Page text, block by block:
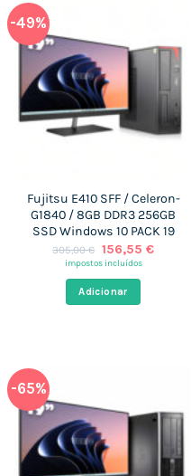
-49%
Fujitsu E410 SFF / Celeron-
G1840 / 8GB DDR3 256GB
SSD Windows 10 PACK 19
305,00€ O
preço
era:
305,00 €.
156,55 €O
impostos incluídos
Adicionar
-65%